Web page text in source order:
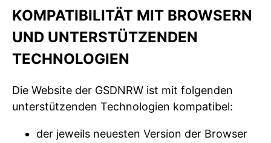
KOMPATIBILITÄT MIT BROWSERN
UND UNTERSTÜTZENDEN
TECHNOLOGIEN
Die Website der GSDNRW ist mit folgenden
unterstützenden Technologien kompatibel:
der jeweils neuesten Version der Browser